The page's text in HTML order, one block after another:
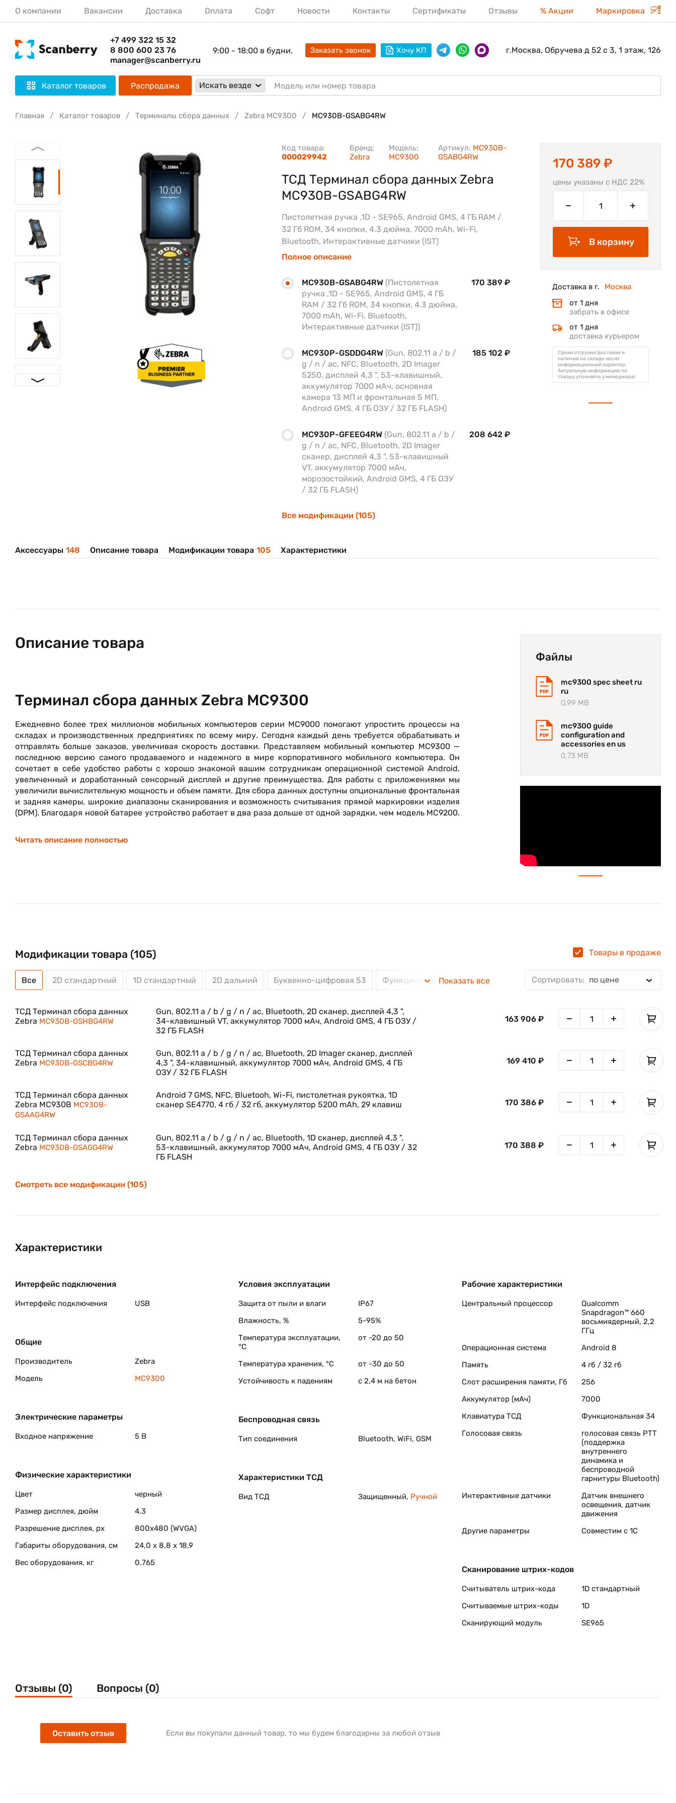
О компании Вакансии Доставка Оплата Софт Новости Контакты Сертификаты Отзывы % Акции Маркировка
+7 499 322 15 32
8 800 600 23 76
manager@scanberry.ru
9:00 - 18:00 в будни. Заказать звонок Хочу КП г.Москва, Обручева д 52 с 3, 1 этаж, 126
Каталог товаров Распродажа Искать везде
Главная Каталог товаров Терминалы сбора данных Zebra MC9300 MC930B-GSABG4RW
Бренд:
Zebra
Модель:
MC9300
Код товара:
000029942
Артикул: MC930B-
GSABG4RW
ТСД Терминал сбора данных Zebra
MC930B-GSABG4RW
Пистолетная ручка ,1D - SE965, Android GMS, 4 ГБ RAM /
32 Гб ROM, 34 кнопки, 4.3 дюйма, 7000 mAh, Wi-Fi,
Bluetooth, Интерактивные датчики (IST)
Полное описание
MC930B-GSABG4RW (Пистолетная
ручка ,1D - SE965, Android GMS, 4 ГБ
RAM / 32 Гб ROM, 34 кнопки, 4.3 дюйма,
7000 mAh, Wi-Fi, Bluetooth,
Интерактивные датчики (IST))
170 389 ₽
MC930P-GSDDG4RW (Gun, 802.11 a / b /
g / n / ac, NFC, Bluetooth, 2D Imager
5250, дисплей 4,3 ", 53-клавишный,
аккумулятор 7000 мАч, основная
камера 13 МП и фронтальная 5 МП,
Android GMS, 4 ГБ ОЗУ / 32 ГБ FLASH)
185 102 ₽
MC930P-GFEEG4RW (Gun, 802.11 a / b /
g / n / ac, NFC, Bluetooth, 2D Imager
сканер, дисплей 4,3 ", 53-клавишный
VT, аккумулятор 7000 мАч,
морозостойкий, Android GMS, 4 ГБ ОЗУ
/ 32 ГБ FLASH)
208 642 ₽
Все модификации (105)
170 389 ₽
цены указаны с НДС 22%
В корзину
Доставка в г.
Москва
от 1 дня
забрать в офисе
от 1 дня
доставка курьером
Сроки отгрузки/доставки и
наличие на складе носят
информационный характер.
Актуальную информацию по
товару уточняйте у менеджера!
Аксессуары 148 Описание товара Модификации товара 105 Характеристики
Описание товара
Терминал сбора данных Zebra MC9300
Ежедневно более трех миллионов мобильных компьютеров серии MC9000 помогают упростить процессы на
складах и производственных предприятиях по всему миру. Сегодня каждый день требуется обрабатывать и
отправлять больше заказов, увеличивая скорость доставки. Представляем мобильный компьютер MC9300 —
последнюю версию самого продаваемого и надежного в мире корпоративного мобильного компьютера. Он
сочетает в себе удобство работы с хорошо знакомой вашим сотрудникам операционной системой Android,
увеличенный и доработанный сенсорный дисплей и другие преимущества. Для работы с приложениями мы
увеличили вычислительную мощность и объем памяти. Для сбора данных доступны опциональные фронтальная
и задняя камеры, широкие диапазоны сканирования и возможность считывания прямой маркировки изделия
(DPM). Благодаря новой батарее устройство работает в два раза дольше от одной зарядки, чем модель MC9200.
включая морозильные камеры. Новые решения Mobility DNA облегчают задачи по управлению устройством,
безопасностью ОС и батареей, вместе с тем обеспечивая невероятную надежность беспроводных
Максимальное время питания от батареи: хватит на целую смену и даже больше
Батарея PowerPrecision+ обеспечивает максимальное в своем классе время работы от батареи — почти вдвое
больше времени работы от батареи по сравнению с моделью MC9200. Кроме того, доступна быстрая зарядка и
инструмент Mobility DNA на основе ПК — консоль PowerPrecision — позволяет легко идентифицировать и
вывести из эксплуатации батареи с отработавшим ресурсом до того, как они негативно повлияют на
производительность персонала и рабочие процессы.
Надежное и стабильное WiFi-подключение
За счет применения технологии 2x2 MU-MIMO и WorryFree WiFi, бесплатного инструмента Mobility DNA,
приложений, беспрецедентная эффективность роуминга и исключительное качество передачи голоса. Кроме
того, доступны средства сетевой диагностики, обеспечивающие бесперебойную работу сети WiFi в периоды
пиковой нагрузки.
Бессрочное средство защиты для Android
С помощью LifeGuardTM для AndroidTM вы получаете обновления системы безопасности, необходимые для
всеобъемлющий контроль над процессом обновления ОС и поддержку для двух следующих версий платформы
Android (P и Q).
Читать описание полностью
Файлы
mc9300 spec sheet ru
ru
0,99 MB
mc9300 guide
configuration and
accessories en us
0,73 MB
Модификации товара (105) Товары в продаже
Все 2D стандартный 1D стандартный 2D дальний Буквенно-цифровая 53 Функциональная 34 Цифровая 29 Буквенно-цифровая 43
Показать все Сортировать: по цене
ТСД Терминал сбора данных
Zebra MC930B-GSHBG4RW
Gun, 802.11 a / b / g / n / ac, Bluetooth, 2D сканер, дисплей 4,3 ",
34-клавишный VT, аккумулятор 7000 мАч, Android GMS, 4 ГБ ОЗУ /
32 ГБ FLASH
163 906 ₽
ТСД Терминал сбора данных
Zebra MC930B-GSCBG4RW
Gun, 802.11 a / b / g / n / ac, Bluetooth, 2D Imager сканер, дисплей
4,3 ", 34-клавишный, аккумулятор 7000 мАч, Android GMS, 4 ГБ
ОЗУ / 32 ГБ FLASH
169 410 ₽
ТСД Терминал сбора данных
Zebra MC930B MC930B-
GSAAG4RW
Android 7 GMS, NFC, Bluetooh, Wi-Fi, пистолетная рукоятка, 1D
сканер SE4770, 4 гб / 32 гб, аккумулятор 5200 mAh, 29 клавиш
170 386 ₽
ТСД Терминал сбора данных
Zebra MC930B-GSAGG4RW
Gun, 802.11 a / b / g / n / ac, Bluetooth, 1D сканер, дисплей 4,3 ",
53-клавишный, аккумулятор 7000 мАч, Android GMS, 4 ГБ ОЗУ / 32
ГБ FLASH
170 388 ₽
Смотреть все модификации (105)
Характеристики
Интерфейс подключения
Интерфейс подключения USB
Общие
Производитель
Zebra
Модель
MC9300
Электрические параметры
Входное напряжение 5 В
Физические характеристики
Цвет
черный
Размер дисплея, дюйм
4.3
Разрешение дисплея, px
800х480 (WVGA)
Габариты оборудования, см
24,0 x 8,8 x 18,9
Вес оборудования, кг
0.765
Условия эксплуатации
Защита от пыли и влаги
IP67
Влажность, %
5-95%
Температура эксплуатации,
°C
от -20 до 50
Температура хранения, °C
от -30 до 50
Устойчивость к падениям
с 2,4 м на бетон
Беспроводная связь
Тип соединения Bluetooth, WiFi, GSM
Характеристики ТСД
Вид ТСД Защищенный, Ручной
Рабочие характеристики
Центральный процессор
Qualcomm
Snapdragon™ 660
восьмиядерный, 2,2
ГГц
Операционная система
Android 8
Память
4 гб / 32 гб
Слот расширения памяти, Гб
256
Аккумулятор (мАч)
7000
Клавиатура ТСД
Функциональная 34
Голосовая связь
голосовая связь PTT
(поддержка
внутреннего
динамика и
беспроводной
гарнитуры Bluetooth)
Интерактивные датчики
Датчик внешнего
освещения, датчик
движения
Другие параметры
Совместим с 1С
Сканирование штрих-кодов
Считыватель штрих-кода
1D стандартный
Считываемые штрих-коды
1D
Сканирующий модуль
SE965
Отзывы (0) Вопросы (0)
Оставить отзыв Если вы покупали данный товар, то мы будем благодарны за любой отзыв